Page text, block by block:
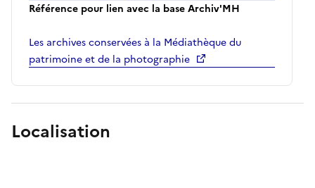
Référence pour lien avec la base Archiv'MH
Les archives conservées à la Médiathèque du
patrimoine et de la photographie
Localisation